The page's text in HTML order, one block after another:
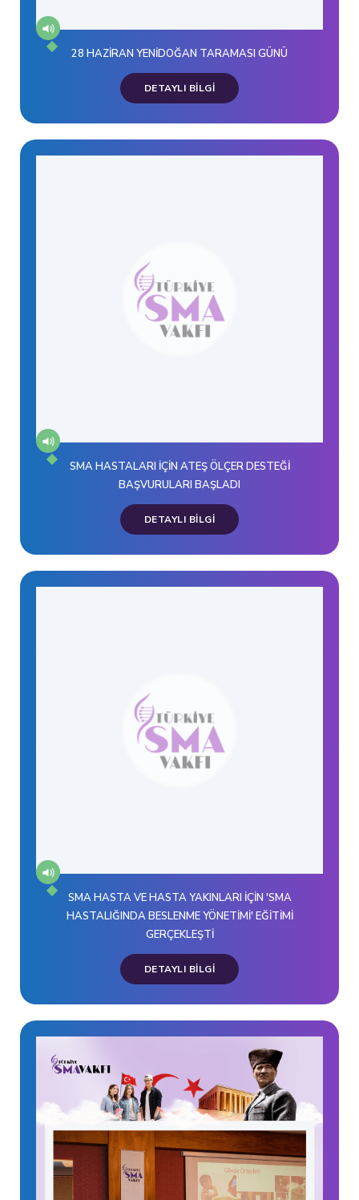
28 HAZİRAN YENİDOĞAN TARAMASI GÜNÜ
SMA HASTALARI İÇİN ATEŞ ÖLÇER DESTEĞİ
BAŞVURULARI BAŞLADI
SMA HASTA VE HASTA YAKINLARI İÇİN 'SMA
HASTALIĞINDA BESLENME YÖNETİMİ' EĞİTİMİ
GERÇEKLEŞTİ